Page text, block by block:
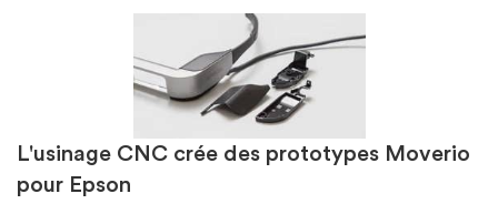
L'usinage CNC crée des prototypes Moverio
pour Epson